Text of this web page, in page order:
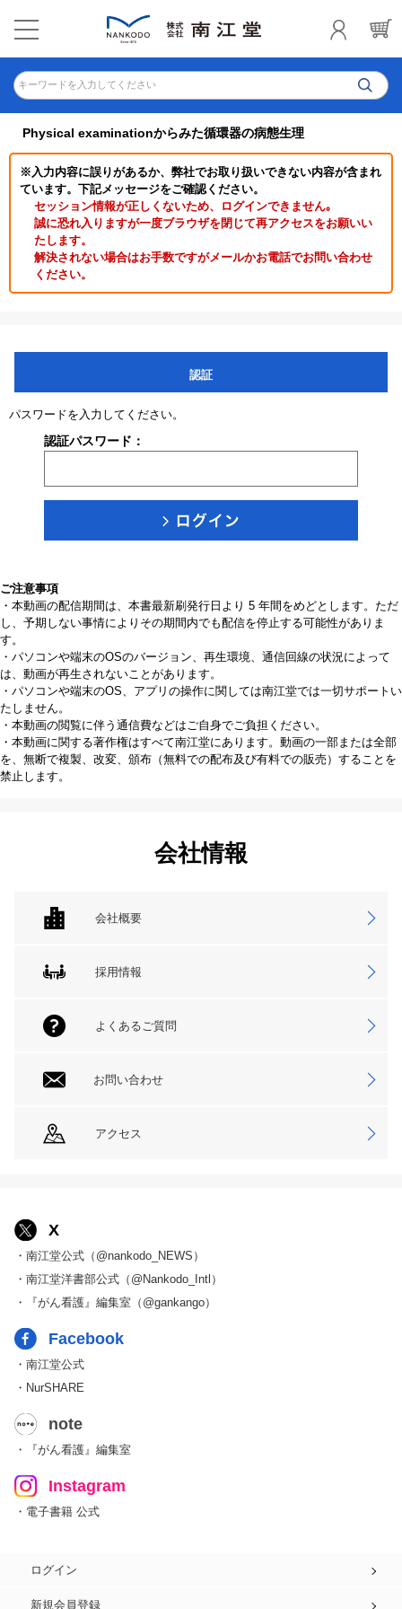
キーワードを入力してください
Physical examinationからみた循環器の病態生理
※入力内容に誤りがあるか、弊社でお取り扱いできない内容が含まれ
ています。下記メッセージをご確認ください。
セッション情報が正しくないため、ログインできません｡
誠に恐れ入りますが一度ブラウザを閉じて再アクセスをお願いい
たします。
解決されない場合はお手数ですがメールかお電話でお問い合わせ
ください。
認証
パスワードを入力してください。
認証パスワード：
ご注意事項
・本動画の配信期間は、本書最新刷発行日より 5 年間をめどとします。ただ
し、予期しない事情によりその期間内でも配信を停止する可能性がありま
す。
・パソコンや端末のOSのバージョン、再生環境、通信回線の状況によって
は、動画が再生されないことがあります。
・パソコンや端末のOS、アプリの操作に関しては南江堂では一切サポートい
たしません。
・本動画の閲覧に伴う通信費などはご自身でご負担ください。
・本動画に関する著作権はすべて南江堂にあります。動画の一部または全部
を、無断で複製、改変、頒布（無料での配布及び有料での販売）することを
禁止します。
会社情報
会社概要
採用情報
よくあるご質問
お問い合わせ
アクセス
X
・南江堂公式（@nankodo_NEWS）
・南江堂洋書部公式（@Nankodo_Intl）
・『がん看護』編集室（@gankango）
Facebook
・南江堂公式
・NurSHARE
note
・『がん看護』編集室
Instagram
・電子書籍 公式
ログイン
新規会員登録